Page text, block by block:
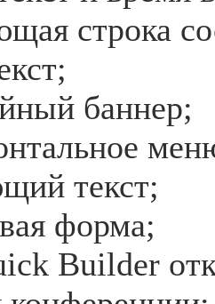
строка
баннер;
текст;
форма;
Builder